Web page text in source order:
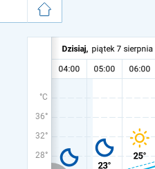
°C
36°
32°
28°